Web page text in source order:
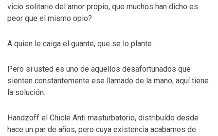
vicio solitario del amor propio, que muchos han dicho es
peor que el mismo opio?
A quien le caiga el guante, que se lo plante.
Pero si usted es uno de aquellos desafortunados que
sienten constantemente ese llamado de la mano, aquí tiene
la solución.
Handzoff el Chicle Anti masturbatorio, distribuído desde
hace un par de años, pero cuya existencia acabamos de